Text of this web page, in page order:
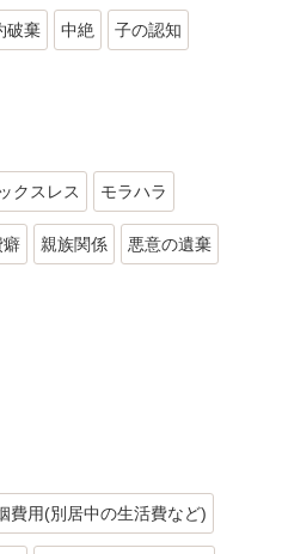
破棄 中絶 子の認知
クスレス モラハラ
癖 親族関係 悪意の遺棄
費用(別居中の生活費など)